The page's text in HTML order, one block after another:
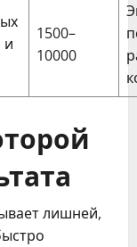
и
1500–
10000
лишней,